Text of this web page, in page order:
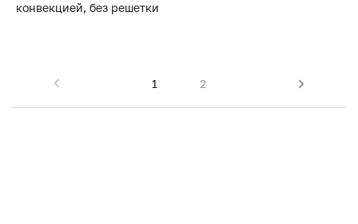
конвекцией, без решетки
1 2